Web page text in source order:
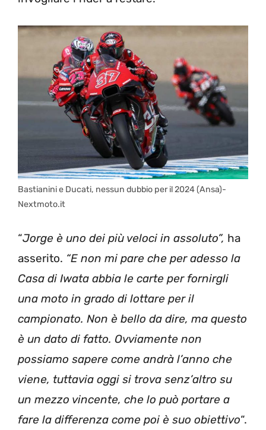
Bastianini e Ducati, nessun dubbio per il 2024 (Ansa)-
Nextmoto.it
“Jorge è uno dei più veloci in assoluto”, ha
asserito. “E non mi pare che per adesso la
Casa di Iwata abbia le carte per fornirgli
una moto in grado di lottare per il
campionato. Non è bello da dire, ma questo
è un dato di fatto. Ovviamente non
possiamo sapere come andrà l’anno che
viene, tuttavia oggi si trova senz’altro su
un mezzo vincente, che lo può portare a
fare la differenza come poi è suo obiettivo“.